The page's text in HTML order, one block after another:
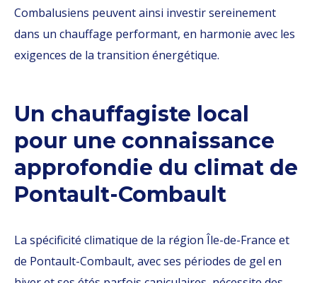
Combalusiens peuvent ainsi investir sereinement
dans un chauffage performant, en harmonie avec les
exigences de la transition énergétique.
Un chauffagiste local
pour une connaissance
approfondie du climat de
Pontault-Combault
La spécificité climatique de la région Île-de-France et
de Pontault-Combault, avec ses périodes de gel en